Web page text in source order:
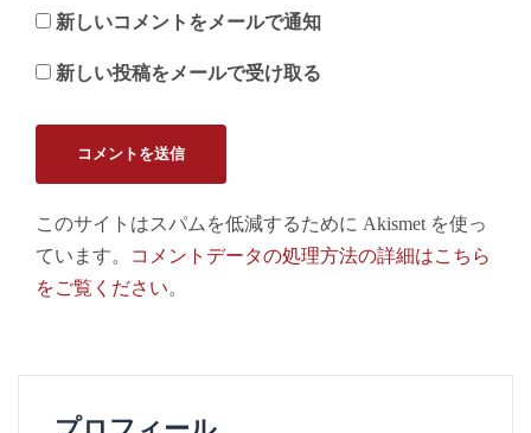
新しいコメントをメールで通知
新しい投稿をメールで受け取る
このサイトはスパムを低減するために Akismet を使っ
ています。
コメントデータの処理方法の詳細はこちら
をご覧ください。